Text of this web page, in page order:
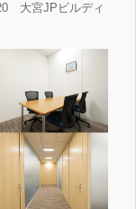
大宮JPビルディ